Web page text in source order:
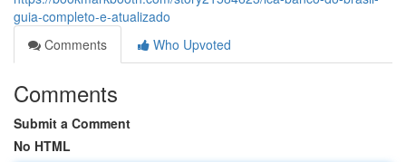
guia-completo-e-atualizado
Comments
Who Upvoted
Comments
Submit a Comment
No HTML